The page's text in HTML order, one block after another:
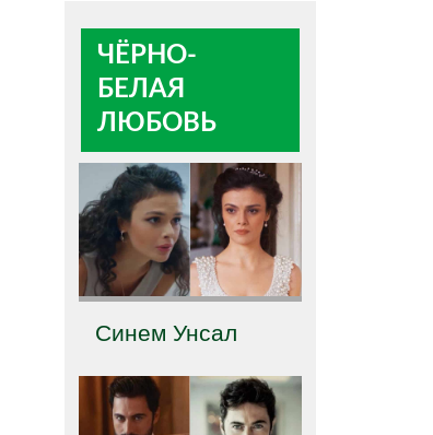
ЧЁРНО-
БЕЛАЯ
ЛЮБОВЬ
Синем Унсал